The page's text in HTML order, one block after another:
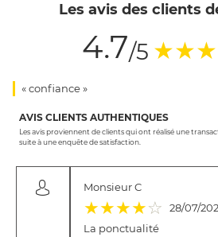
Les avis des clients
4.7/5 ★★★
« confiance »
AVIS CLIENTS AUTHENTIQUES
Les avis proviennent de clients qui ont réalisé une
suite à une enquête de satisfaction.
Monsieur C
(*)
★ (*)
★ (*)
★ (*)
★ ( )
☆
28/07/
La ponctualité